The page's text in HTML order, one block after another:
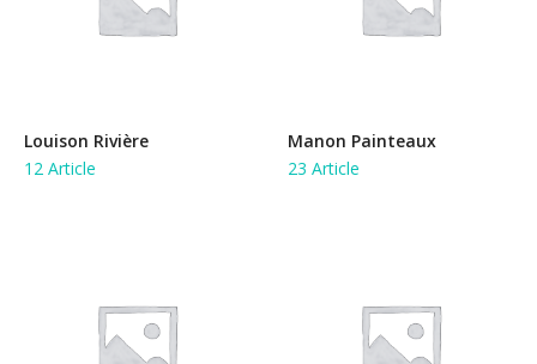
Louison Rivière
12 Article
Manon Painteaux
23 Article